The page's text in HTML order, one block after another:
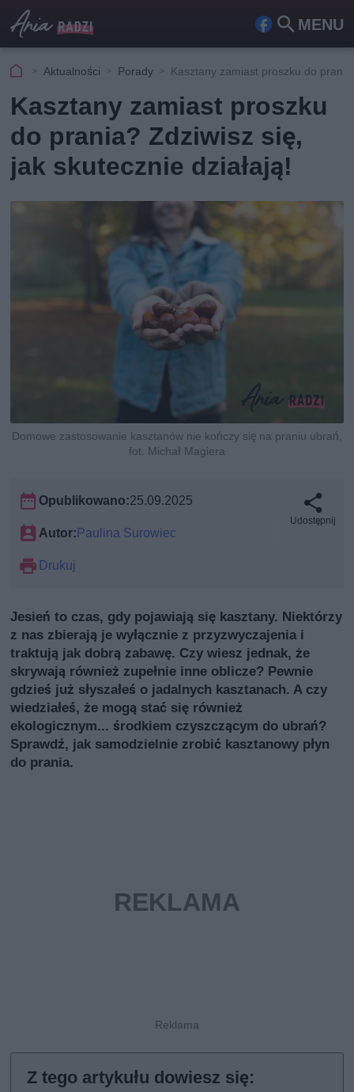
MENU
Fa
ook
Szu
kaj
Aktualności Porady Kasztany zamiast proszku do prania
Kasztany zamiast proszku
do prania? Zdziwisz się,
jak skutecznie działają!
Domowe zastosowanie kasztanów nie kończy się na praniu ubrań,
fot. Michał Magiera
Opublikowano:25.09.2025
Autor:Paulina Surowiec
Drukuj
Udostępnij
Jesień to czas, gdy pojawiają się kasztany. Niektórzy
z nas zbierają je wyłącznie z przyzwyczajenia i
traktują jak dobrą zabawę. Czy wiesz jednak, że
skrywają również zupełnie inne oblicze? Pewnie
gdzieś już słyszałeś o jadalnych kasztanach. A czy
wiedziałeś, że mogą stać się również
ekologicznym... środkiem czyszczącym do ubrań?
Sprawdź, jak samodzielnie zrobić kasztanowy płyn
do prania.